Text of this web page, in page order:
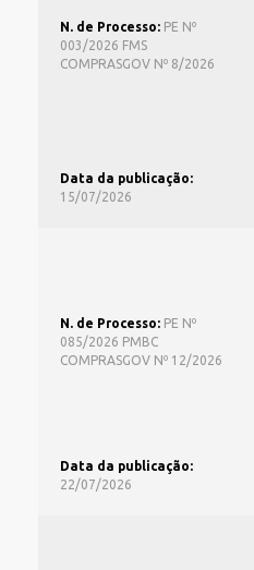
N. de Processo: PE Nº
003/2026 FMS
COMPRASGOV Nº 8/2026
Data da publicação:
15/07/2026
N. de Processo: PE Nº
085/2026 PMBC
COMPRASGOV Nº 12/2026
Data da publicação:
22/07/2026